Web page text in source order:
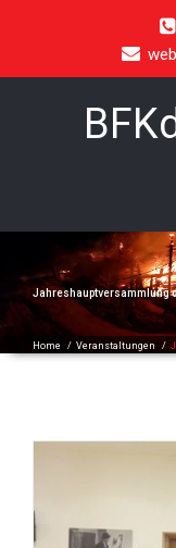
Jahreshauptversammlung
Home / Veranstaltungen /